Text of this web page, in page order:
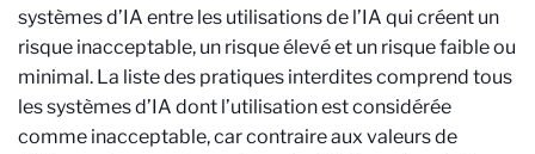
systèmes d’IA entre les utilisations de l’IA qui créent un
risque inacceptable, un risque élevé et un risque faible ou
minimal. La liste des pratiques interdites comprend tous
les systèmes d’IA dont l’utilisation est considérée
comme inacceptable, car contraire aux valeurs de